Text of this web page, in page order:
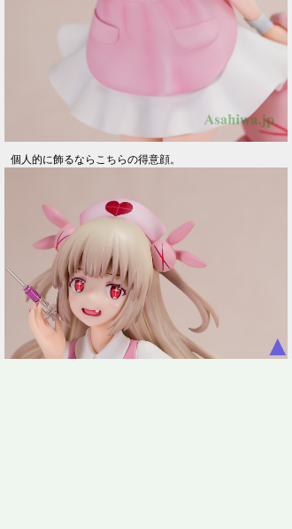
個人的に飾るならこちらの得意顔。
▲